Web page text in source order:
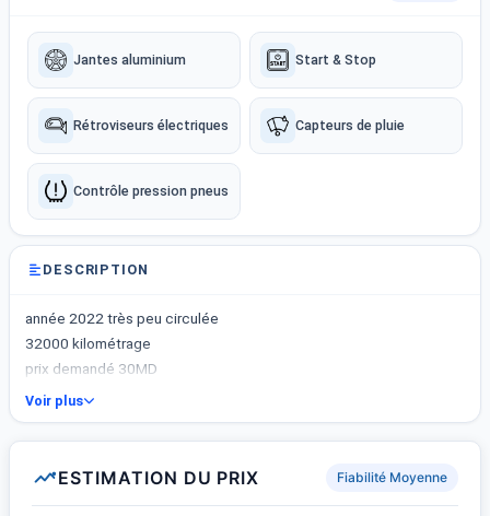
Jantes aluminium Start & Stop
Rétroviseurs électriques Capteurs de pluie
Contrôle pression pneus
DESCRIPTION
année 2022 très peu circulée
32000 kilométrage
prix demandé 30MD
Voir plus
ESTIMATION DU PRIX Fiabilité Moyenne